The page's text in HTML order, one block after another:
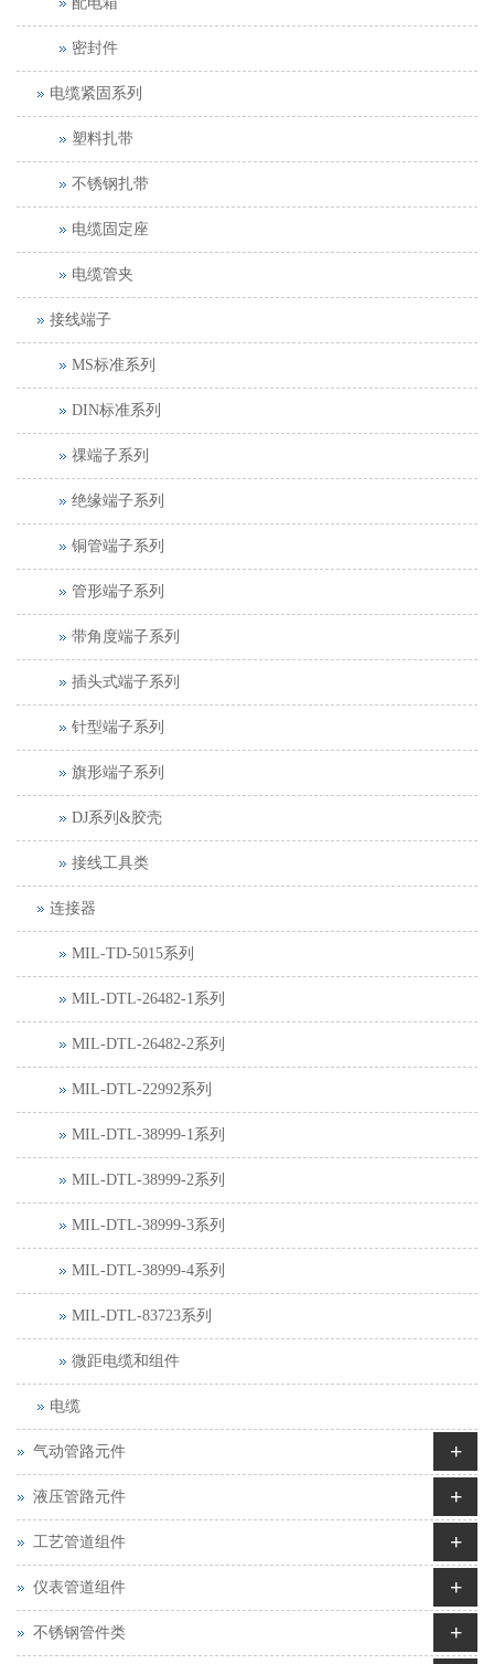
密封件
电缆紧固系列
塑料扎带
不锈钢扎带
电缆固定座
电缆管夹
接线端子
MS标准系列
DIN标准系列
祼端子系列
绝缘端子系列
铜管端子系列
管形端子系列
带角度端子系列
插头式端子系列
针型端子系列
旗形端子系列
DJ系列&胶壳
接线工具类
连接器
MIL-TD-5015系列
MIL-DTL-26482-1系列
MIL-DTL-26482-2系列
MIL-DTL-22992系列
MIL-DTL-38999-1系列
MIL-DTL-38999-2系列
MIL-DTL-38999-3系列
MIL-DTL-38999-4系列
MIL-DTL-83723系列
微距电缆和组件
电缆
气动管路元件 +
液压管路元件 +
工艺管道组件 +
仪表管道组件 +
不锈钢管件类 +